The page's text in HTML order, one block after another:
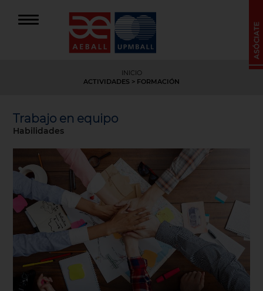
INICIO
ACTIVIDADES > FORMACIÓN
Trabajo en equipo
Habilidades